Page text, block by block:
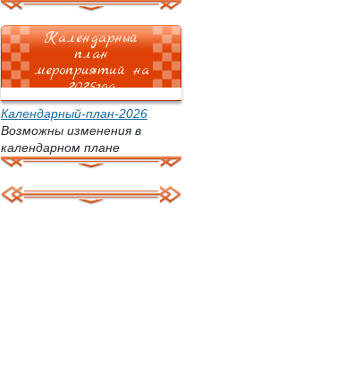
Календарный
план
мероприятий на
2025год
Календарный-план-2026
Возможны изменения в
календарном плане